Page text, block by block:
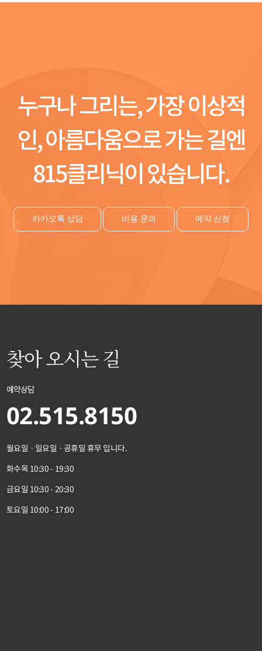
누구나 그리는, 가장 이상적
인, 아름다움으로 가는 길엔
815클리닉이 있습니다.
카카오톡 상담 비용 문의 예약 신청
찾아 오시는 길
예약상담
02.515.8150
월요일 · 일요일 · 공휴일 휴무 입니다.
화수목 10:30 - 19:30
금요일 10:30 - 20:30
토요일 10:00 - 17:00